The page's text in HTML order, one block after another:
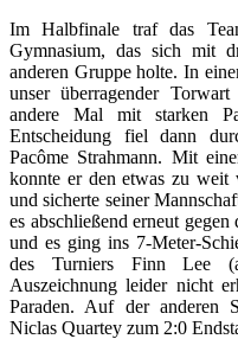
Im Halbfinale traf das
Gymnasium, das sich mit
anderen Gruppe holte. In
unser überragender
andere Mal mit starken
Entscheidung fiel dann
Pacôme Strahmann. Mit
konnte er den etwas zu weit
und sicherte seiner
es abschließend erneut
und es ging ins 7-Meter-
des Turniers Finn Lee
Auszeichnung leider nicht
Paraden. Auf der anderen
Niclas Quartey zum 2:0